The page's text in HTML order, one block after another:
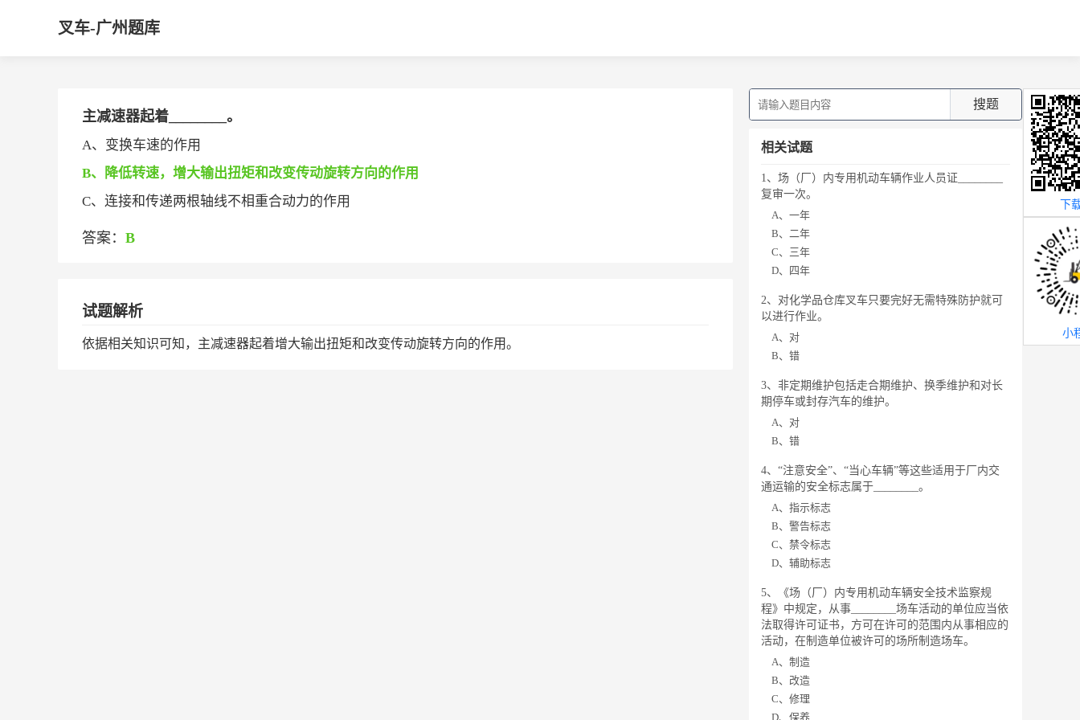
叉车-广州题库
主减速器起着________。
A、变换车速的作用
B、降低转速，增大输出扭矩和改变传动旋转方向的作用
C、连接和传递两根轴线不相重合动力的作用
答案： B
试题解析
依据相关知识可知，主减速器起着增大输出扭矩和改变传动旋转方向的作用。
搜题
相关试题
1、场（厂）内专用机动车辆作业人员证________
复审一次。
A、一年
B、二年
C、三年
D、四年
2、对化学品仓库叉车只要完好无需特殊防护就可
以进行作业。
A、对
B、错
3、非定期维护包括走合期维护、换季维护和对长
期停车或封存汽车的维护。
A、对
B、错
4、“注意安全”、“当心车辆”等这些适用于厂内交
通运输的安全标志属于________。
A、指示标志
B、警告标志
C、禁令标志
D、辅助标志
5、《场（厂）内专用机动车辆安全技术监察规
程》中规定，从事________场车活动的单位应当依
法取得许可证书，方可在许可的范围内从事相应的
活动，在制造单位被许可的场所制造场车。
A、制造
B、改造
C、修理
D、保养
下
小